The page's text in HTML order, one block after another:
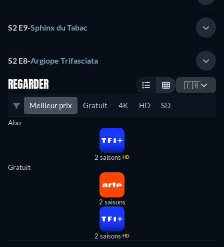
S2 E9-Sphinx du Tabac
S2 E8-Argiope Trifasciata
REGARDER 🇫🇷
Meilleur prix Gratuit 4K HD SD
Abo
2 saisons HD
Gratuit
2 saisons
2 saisons HD